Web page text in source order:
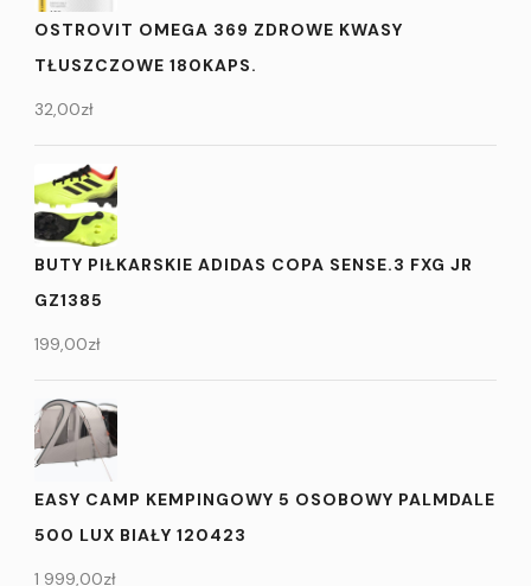
OSTROVIT OMEGA 369 ZDROWE KWASY
TŁUSZCZOWE 180KAPS.
32,00zł
BUTY PIŁKARSKIE ADIDAS COPA SENSE.3 FXG JR
GZ1385
199,00zł
EASY CAMP KEMPINGOWY 5 OSOBOWY PALMDALE
500 LUX BIAŁY 120423
1 999,00zł